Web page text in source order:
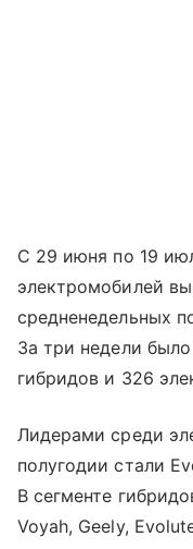
С 29 июня по 19
электромобилей
средненедельных
За три недели
гибридов и 326
Лидерами среди
полугодии стали
В сегменте
Voyah, Geely,